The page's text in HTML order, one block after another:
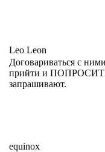
Leo Leon
Договариваться с
прийти и ПОПРОСИТЬ,
запрашивают.
equinox